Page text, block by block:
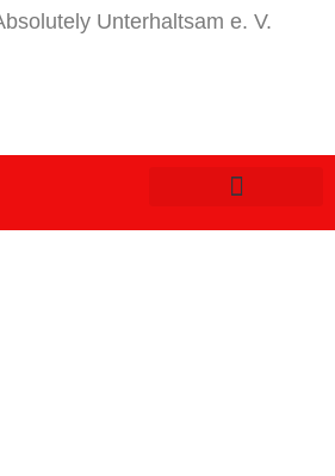
Unterhaltsam e. V.